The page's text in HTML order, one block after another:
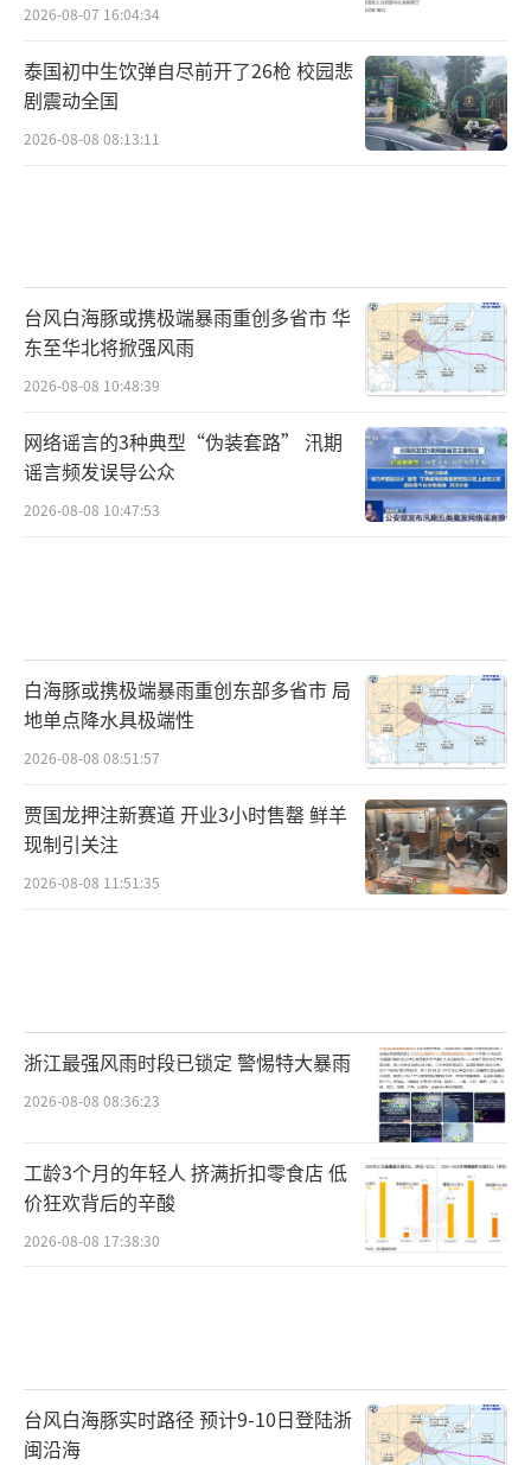
2026-08-07 16:04:34
泰国初中生饮弹自尽前开了26枪 校园悲
剧震动全国
2026-08-08 08:13:11
台风白海豚或携极端暴雨重创多省市 华
东至华北将掀强风雨
2026-08-08 10:48:39
网络谣言的3种典型“伪装套路” 汛期
谣言频发误导公众
2026-08-08 10:47:53
白海豚或携极端暴雨重创东部多省市 局
地单点降水具极端性
2026-08-08 08:51:57
贾国龙押注新赛道 开业3小时售罄 鲜羊
现制引关注
2026-08-08 11:51:35
浙江最强风雨时段已锁定 警惕特大暴雨
2026-08-08 08:36:23
工龄3个月的年轻人 挤满折扣零食店 低
价狂欢背后的辛酸
2026-08-08 17:38:30
台风白海豚实时路径 预计9-10日登陆浙
闽沿海